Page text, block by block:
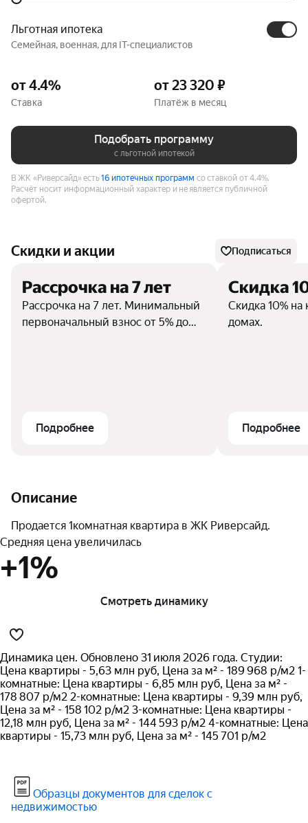
Льготная ипотека
Семейная, военная, для IT-специалистов
от 4.4%
Ставка
от 23 320 ₽
Платёж в месяц
Подобрать программу
с льготной ипотекой
В ЖК «Риверсайд» есть16 ипотечных программ со ставкой от 4.4%.
Расчёт носит информационный характер и не является публичной
офертой.
Скидки и акции Подписаться
Рассрочка на 7 лет
Рассрочка на 7 лет. Минимальный
первоначальный взнос от 5% до
Подробнее
Скидка
Скидка 10%
домах.
Подробнее
Описание
Продается 1комнатная квартира в ЖК Риверсайд.
Средняя цена увеличилась
+1%
Смотреть динамику
Динамика цен. Обновлено 31 июля 2026 года. Студии:
Цена квартиры - 5,63 млн руб, Цена за м² - 189 968 р/м2 1-
комнатные: Цена квартиры - 6,85 млн руб, Цена за м² -
178 807 р/м2 2-комнатные: Цена квартиры - 9,39 млн руб,
Цена за м² - 158 102 р/м2 3-комнатные: Цена квартиры -
12,18 млн руб, Цена за м² - 144 593 р/м2 4-комнатные: Цена
квартиры - 15,73 млн руб, Цена за м² - 145 701 р/м2
Образцы документов для сделок с
недвижимостью